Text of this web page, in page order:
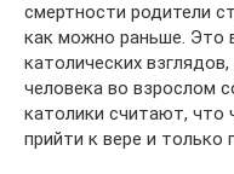
смертности родители
как можно раньше. Это
католических
человека во взрослом
католики считают, что
прийти к вере и только